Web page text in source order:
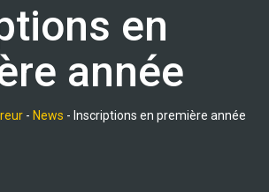
en
année
- News - Inscriptions en première année